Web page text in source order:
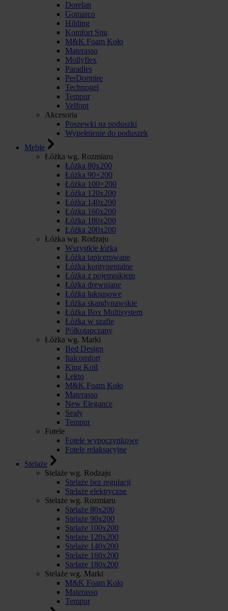
Dorelan
Gomarco
Hilding
Komfort Snu
M&K Foam Koło
Materasso
Mollyflex
Paradies
PerDormire
Technogel
Tempur
Velfont
Akcesoria
Poszewki na poduszki
Wypełnienie do poduszek
Meble
Łóżka wg. Rozmiaru
Łóżka 80x200
Łóżka 90×200
Łóżka 100×200
Łóżka 120x200
Łóżka 140x200
Łóżka 160x200
Łóżka 180x200
Łóżka 200x200
Łóżka wg. Rodzaju
Wszystkie łóżka
Łóżka tapicerowane
Łóżka kontynentalne
Łóżka z pojemnikiem
Łóżka drewniane
Łóżka luksusowe
Łóżka skandynawskie
Łóżka Box Multisystem
Łóżka w szafie
Półkotapczany
Łóżka wg. Marki
Bed Design
Italcomfort
King Koil
Lekto
M&K Foam Koło
Materasso
New Elegance
Sealy
Tempur
Fotele
Fotele wypoczynkowe
Fotele relaksacyjne
Stelaże
Stelaże wg. Rodzaju
Stelaże bez regulacji
Stelaże elektryczne
Stelaże wg. Rozmiaru
Stelaże 80x200
Stelaże 90x200
Stelaże 100x200
Stelaże 120x200
Stelaże 140x200
Stelaże 160x200
Stelaże 180x200
Stelaże wg. Marki
M&K Foam Kolo
Materasso
Tempur